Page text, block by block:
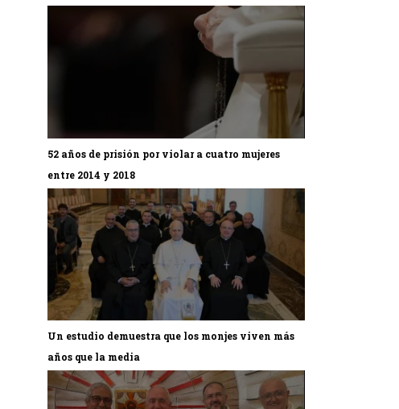
52 años de prisión por violar a cuatro mujeres
entre 2014 y 2018
Un estudio demuestra que los monjes viven más
años que la media